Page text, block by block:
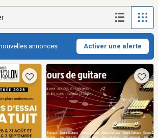
annonces Activer une alerte